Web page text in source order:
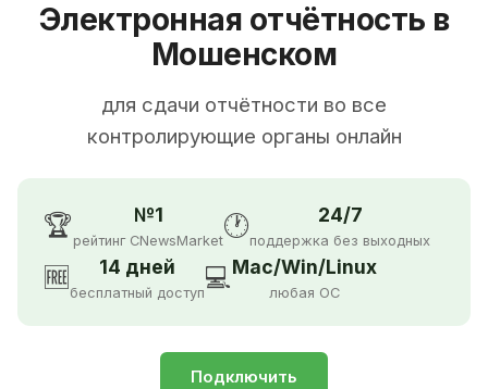
Электронная отчётность в
Мошенском
для сдачи отчётности во все
контролирующие органы онлайн
🏆 №1
рейтинг CNewsMarket🕐 24/7
поддержка без выходных
🆓 14 дней
бесплатный доступ💻Mac/Win/Linux
любая ОС
Подключить